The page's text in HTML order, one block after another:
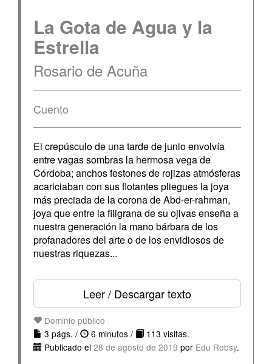
La Gota de Agua y la
Estrella
Rosario de Acuña
Cuento
El crepúsculo de una tarde de junio envolvía
entre vagas sombras la hermosa vega de
Córdoba; anchos festones de rojizas atmósferas
acariciaban con sus flotantes pliegues la joya
más preciada de la corona de Abd-er-rahman,
joya que entre la filigrana de su ojivas enseña a
nuestra generación la mano bárbara de los
profanadores del arte o de los envidiosos de
nuestras riquezas...
Leer / Descargar texto
Dominio público
3 págs. /
6 minutos /
113 visitas.
Publicado el 28 de agosto de 2019 por Edu Robsy.